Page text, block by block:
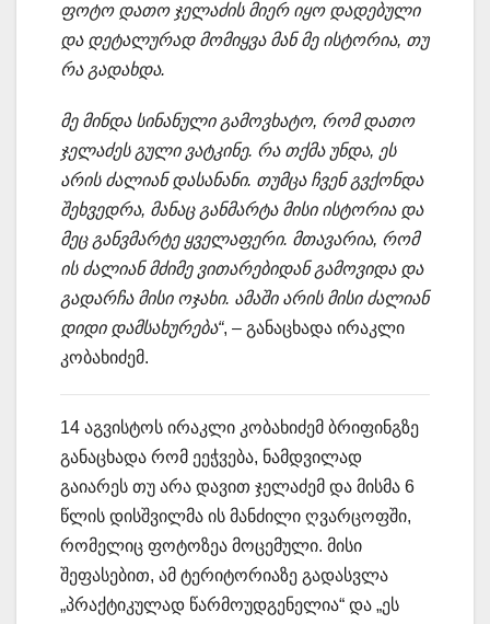
ფოტო დათო ჯელაძის მიერ იყო დადებული
და დეტალურად მომიყვა მან მე ისტორია, თუ
რა გადახდა.
მე მინდა სინანული გამოვხატო, რომ დათო
ჯელაძეს გული ვატკინე. რა თქმა უნდა, ეს
არის ძალიან დასანანი. თუმცა ჩვენ გვქონდა
შეხვედრა, მანაც განმარტა მისი ისტორია და
მეც განვმარტე ყველაფერი. მთავარია, რომ
ის ძალიან მძიმე ვითარებიდან გამოვიდა და
გადარჩა მისი ოჯახი. ამაში არის მისი ძალიან
დიდი დამსახურება“, – განაცხადა ირაკლი
კობახიძემ.
14 აგვისტოს ირაკლი კობახიძემ ბრიფინგზე
განაცხადა რომ ეეჭვება, ნამდვილად
გაიარეს თუ არა დავით ჯელაძემ და მისმა 6
წლის დისშვილმა ის მანძილი ღვარცოფში,
რომელიც ფოტოზეა მოცემული. მისი
შეფასებით, ამ ტერიტორიაზე გადასვლა
„პრაქტიკულად წარმოუდგენელია“ და „ეს